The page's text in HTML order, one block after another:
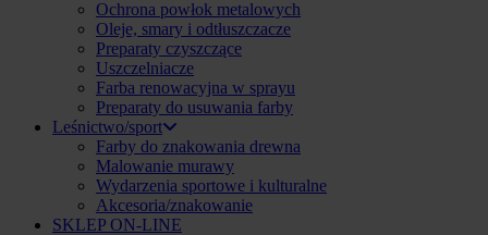
Ochrona powłok metalowych
Oleje, smary i odtłuszczacze
Preparaty czyszczące
Uszczelniacze
Farba renowacyjna w sprayu
Preparaty do usuwania farby
Leśnictwo/sport
Farby do znakowania drewna
Malowanie murawy
Wydarzenia sportowe i kulturalne
Akcesoria/znakowanie
SKLEP ON-LINE